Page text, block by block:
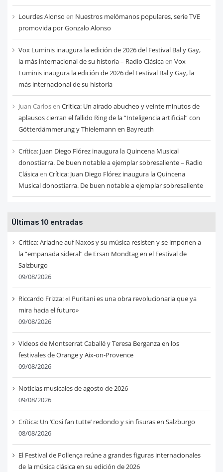
Lourdes Alonso en Nuestros melómanos populares, serie TVE
promovida por Gonzalo Alonso
Vox Luminis inaugura la edición de 2026 del Festival Bal y Gay,
la más internacional de su historia – Radio Clásicaen Vox
Luminis inaugura la edición de 2026 del Festival Bal y Gay, la
más internacional de su historia
Juan Carlosen Critica: Un airado abucheo y veinte minutos de
aplausos cierran el fallido Ring de la “Inteligencia artificial” con
Götterdämmerung y Thielemann en Bayreuth
Crítica: Juan Diego Flórez inaugura la Quincena Musical
donostiarra. De buen notable a ejemplar sobresaliente – Radio
Clásicaen Crítica: Juan Diego Flórez inaugura la Quincena
Musical donostiarra. De buen notable a ejemplar sobresaliente
Últimas 10 entradas
Critica: Ariadne auf Naxos y su música resisten y se imponen a
la “empanada sideral” de Ersan Mondtag en el Festival de
Salzburgo
09/08/2026
Riccardo Frizza: «I Puritani es una obra revolucionaria que ya
mira hacia el futuro»
09/08/2026
Videos de Montserrat Caballé y Teresa Berganza en los
festivales de Orange y Aix-on-Provence
09/08/2026
Noticias musicales de agosto de 2026
09/08/2026
Crítica: Un ‘Così fan tutte’ redondo y sin fisuras en Salzburgo
08/08/2026
El Festival de Pollença reúne a grandes figuras internacionales
de la música clásica en su edición de 2026